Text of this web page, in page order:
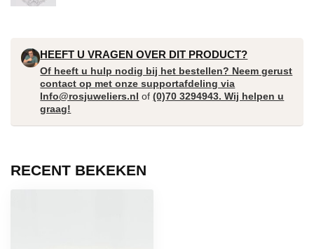
HEEFT U VRAGEN OVER DIT PRODUCT?
Of heeft u hulp nodig bij het bestellen? Neem gerust
contact op met onze supportafdeling via
Info@rosjuweliers.nl of(0)70 3294943. Wij helpen u
graag!
RECENT BEKEKEN